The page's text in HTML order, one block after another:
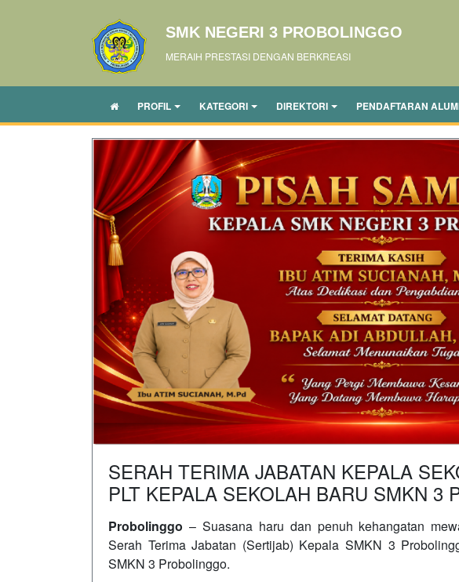
SMK NEGERI 3 PROBOLINGGO
MERAIH PRESTASI DENGAN BERKREASI
PROFIL KATEGORI DIREKTORI PENDAFTARAN
SERAH TERIMA JABATAN KEPALA
PLT KEPALA SEKOLAH BARU SMKN 3
Probolinggo – Suasana haru dan penuh kehangatan
Serah Terima Jabatan (Sertijab) Kepala SMKN 3
SMKN 3 Probolinggo.